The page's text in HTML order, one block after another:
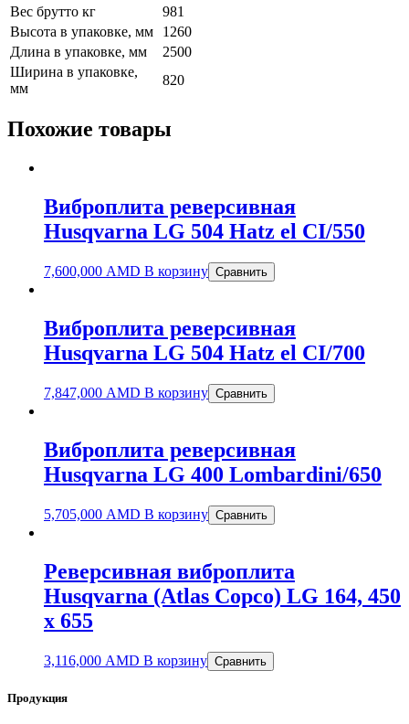
Вес брутто кг
981
Высота в упаковке, мм
1260
Длина в упаковке, мм
2500
Ширина в упаковке,
мм
820
Похожие товары
Виброплита реверсивная
Husqvarna LG 504 Hatz el CI/550
7,600,000 AMD В корзину Сравнить
Виброплита реверсивная
Husqvarna LG 504 Hatz el CI/700
7,847,000 AMD В корзину Сравнить
Виброплита реверсивная
Husqvarna LG 400 Lombardini/650
5,705,000 AMD В корзину Сравнить
Реверсивная виброплита
Husqvarna (Atlas Copco) LG 164, 450
x 655
3,116,000 AMD В корзину Сравнить
Продукция